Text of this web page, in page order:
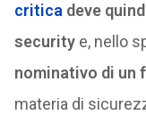
criticadeve
securitye, nello
nominativo di un
materia di